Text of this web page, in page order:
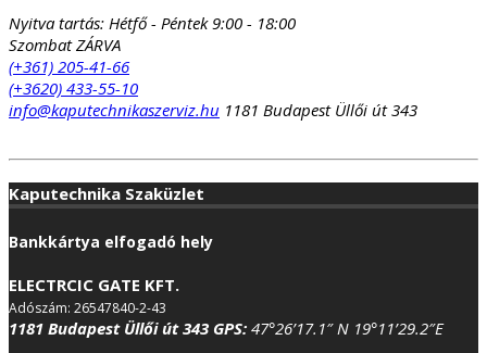
Nyitva tartás: Hétfő - Péntek 9:00 - 18:00
Szombat ZÁRVA
(+361) 205-41-66
(+3620) 433-55-10
info@kaputechnikaszerviz.hu 1181 Budapest Üllői út 343
Kaputechnika Szaküzlet
Bankkártya elfogadó hely
ELECTRCIC GATE KFT.
Adószám: 26547840-2-43
1181 Budapest Üllői út 343 GPS: 47°26’17.1″ N 19°11’29.2″E